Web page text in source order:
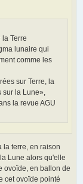
Terre
lunaire qui
comme les
sur Terre, la
sur la Lune»,
la revue AGU
la terre, en raison
Lune alors qu'elle
ovoïde, en ballon de
cet ovoïde pointé